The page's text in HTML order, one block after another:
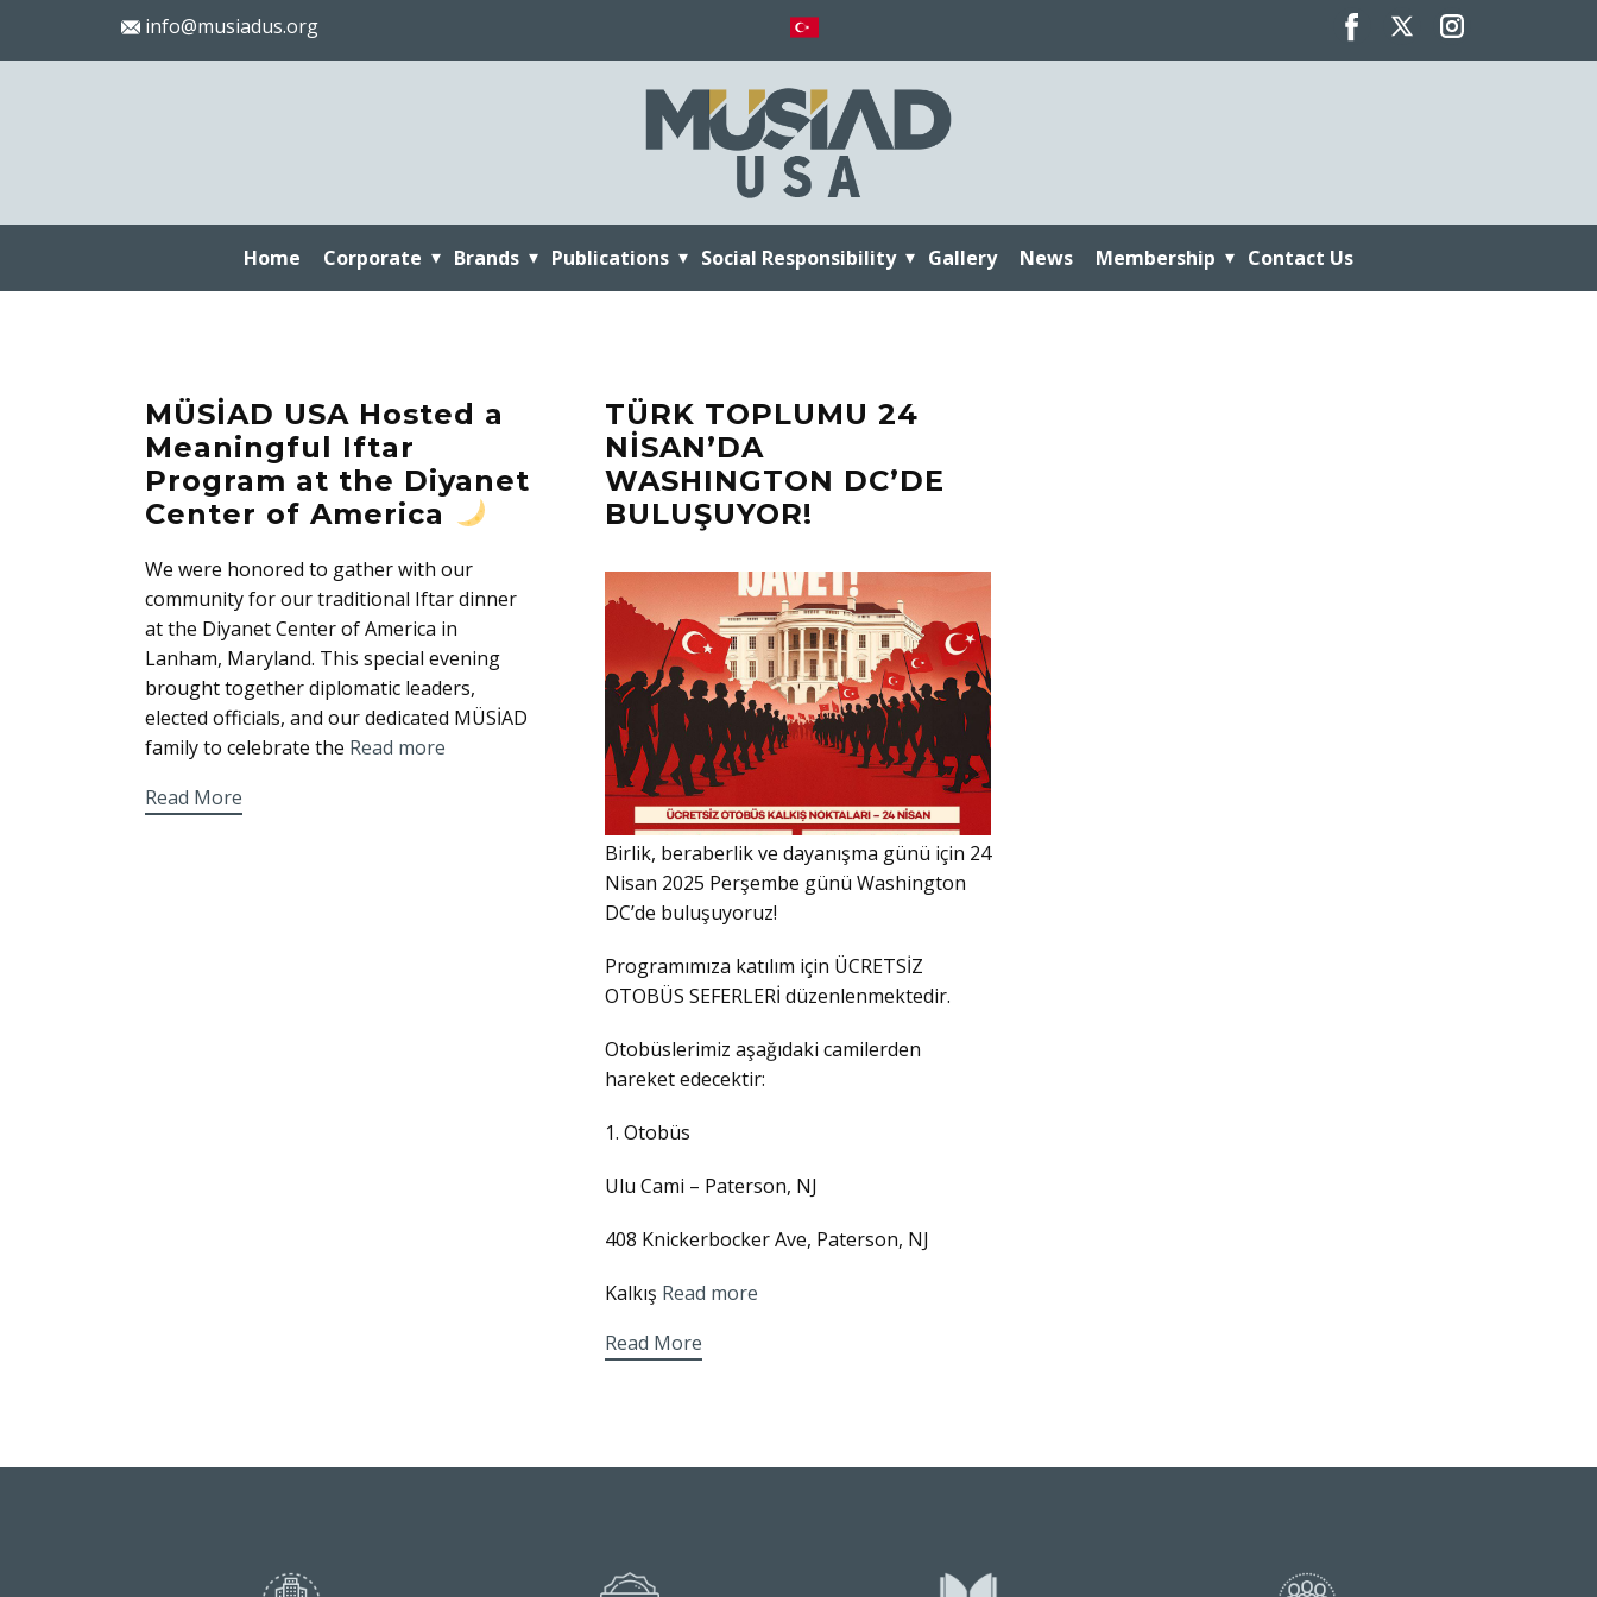
info@musiadus.org
Home Corporate Brands Publications Social Responsibility Gallery News Membership Contact Us
MÜSİAD USA Hosted a
Meaningful Iftar
Program at the Diyanet
Center of America
We were honored to gather with our
community for our traditional Iftar dinner
at the Diyanet Center of America in
Lanham, Maryland. This special evening
brought together diplomatic leaders,
elected officials, and our dedicated MÜSİAD
family to celebrate the Read more
Read More
TÜRK TOPLUMU 24
NİSAN’DA
WASHINGTON DC’DE
BULUŞUYOR!
Birlik, beraberlik ve dayanışma günü için 24
Nisan 2025 Perşembe günü Washington
DC’de buluşuyoruz!
Programımıza katılım için ÜCRETSİZ
OTOBÜS SEFERLERİ düzenlenmektedir.
Otobüslerimiz aşağıdaki camilerden
hareket edecektir:
1. Otobüs
Ulu Cami – Paterson, NJ
408 Knickerbocker Ave, Paterson, NJ
Kalkış Read more
Read More